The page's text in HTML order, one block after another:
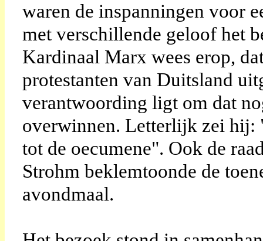
waren de inspanningen voor
met verschillende geloof het
Kardinaal Marx wees erop,
protestanten van Duitsland
verantwoording ligt om dat
overwinnen. Letterlijk zei hij:
tot de oecumene". Ook de
Strohm beklemtoonde de
avondmaal.